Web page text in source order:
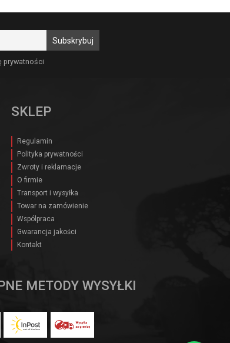
prywatności
SKLEP
Regulamin
Polityka prywatności
Zwroty i reklamacje
O firmie
Transport i wysyłka
Towar na zamówienie
Wspólpraca
Gwarancja jakości
Kontakt
METODY WYSYŁKI